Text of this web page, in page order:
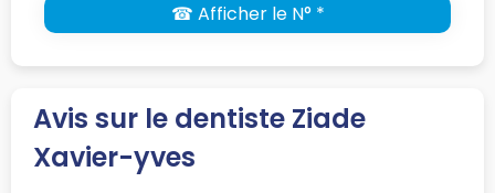
☎ Afficher le N° *
Avis sur le dentiste Ziade
Xavier-yves